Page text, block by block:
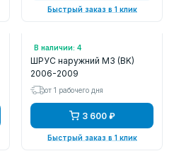
Быстрый заказ в 1 клик
В наличии: 4
Арт.: MA049
ШРУС наружний M3 (BK)
2006-2009
от 1 рабочего дня
3 600 ₽
Быстрый заказ в 1 клик